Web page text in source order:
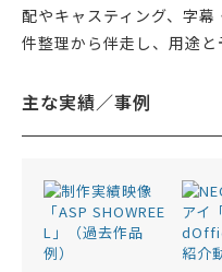
配やキャスティング、字
件整理から伴走し、用途と
主な実績／事例